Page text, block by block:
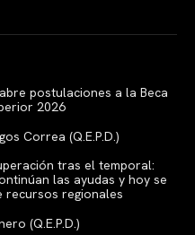
postulaciones a la Beca
2026
Correa (Q.E.P.D.)
tras el temporal:
las ayudas y hoy se
recursos regionales
(Q.E.P.D.)